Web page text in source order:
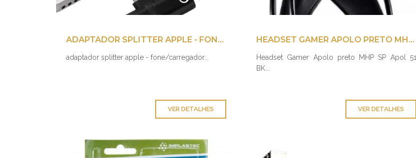
ADAPTADOR SPLITTER APPLE - FONE/CARREGADOR
adaptador splitter apple - fone/carregador...
VER DETALHES
HEADSET GAMER APOLO PRETO MHP SP APOL 51 BK
Headset Gamer Apolo preto MHP SP Apol 51
BK...
VER DETALHES